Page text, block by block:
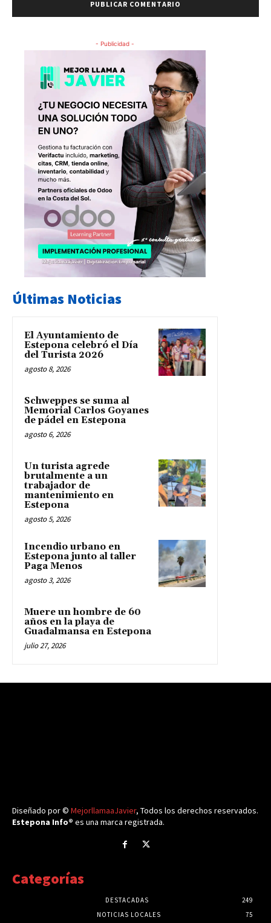
- Publicidad -
Últimas Noticias
El Ayuntamiento de
Estepona celebró el Día
del Turista 2026
agosto 8, 2026
Schweppes se suma al
Memorial Carlos Goyanes
de pádel en Estepona
agosto 6, 2026
Un turista agrede
brutalmente a un
trabajador de
mantenimiento en
Estepona
agosto 5, 2026
Incendio urbano en
Estepona junto al taller
Paga Menos
agosto 3, 2026
Muere un hombre de 60
años en la playa de
Guadalmansa en Estepona
julio 27, 2026
Diseñado por © MejorllamaaJavier, Todos los derechos reservados.
Estepona Info® es una marca registrada.
Categorías
DESTACADAS
249
NOTICIAS LOCALES
75